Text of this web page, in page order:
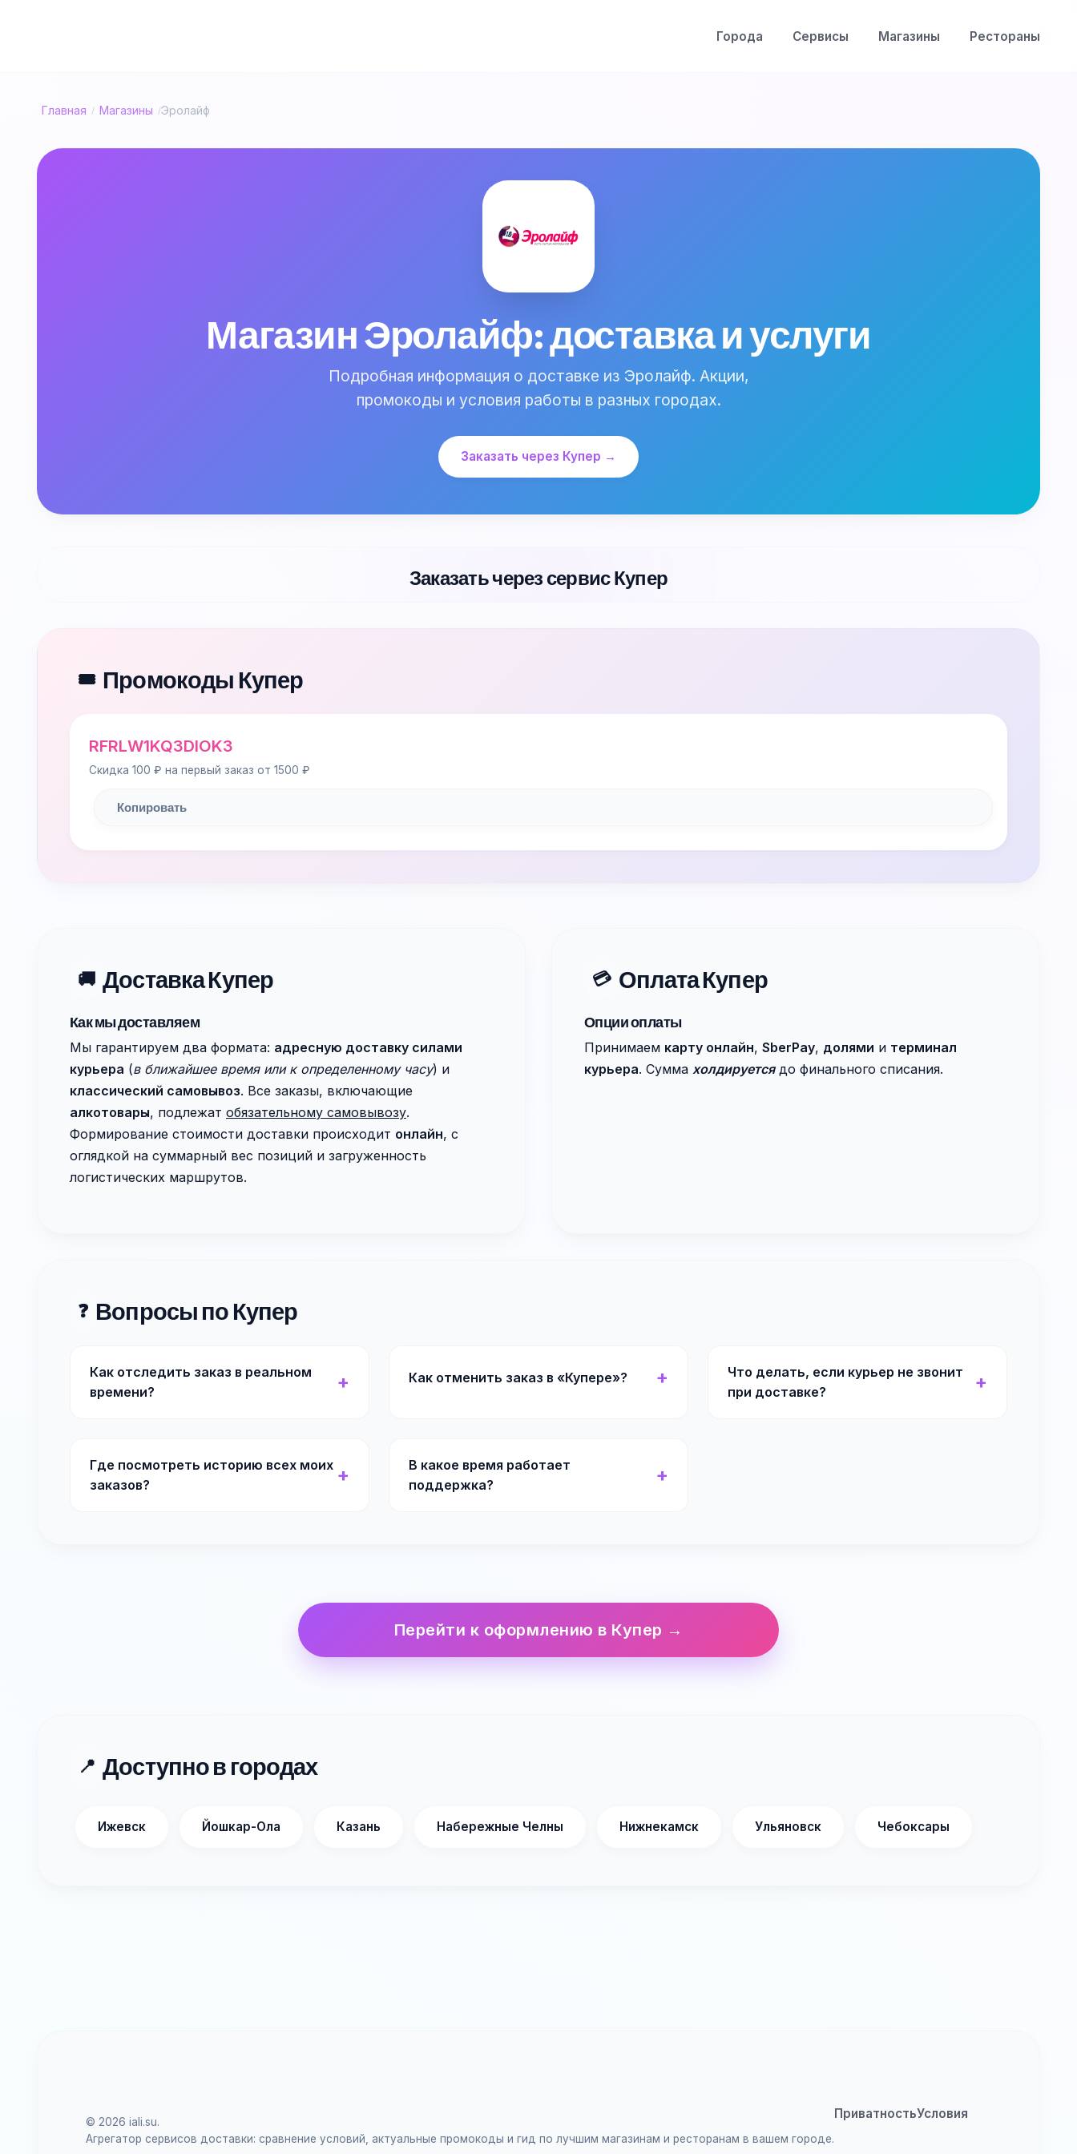
Города Сервисы Магазины Рестораны
Главная / Магазины /Эролайф
Магазин Эролайф: доставка и услуги
Подробная информация о доставке из Эролайф. Акции,
промокоды и условия работы в разных городах.
Заказать через Купер →
Заказать через сервис Купер
🎟️ Промокоды Купер
RFRLW1KQ3DIOK3
Скидка 100 ₽ на первый заказ от 1500 ₽
Копировать
🚚 Доставка Купер
Как мы доставляем
Мы гарантируем два формата: адресную доставку силами
курьера (в ближайшее время или к определенному часу) и
классический самовывоз. Все заказы, включающие
алкотовары, подлежат обязательному самовывозу.
Формирование стоимости доставки происходит онлайн, с
оглядкой на суммарный вес позиций и загруженность
логистических маршрутов.
💳 Оплата Купер
Опции оплаты
Принимаем карту онлайн, SberPay, долями и терминал
курьера. Сумма холдируетсядо финального списания.
❓ Вопросы по Купер
Как отследить заказ в реальном
времени?
Как отменить заказ в «Купере»?
Что делать, если курьер не звонит
при доставке?
Где посмотреть историю всех моих
заказов?
В какое время работает
поддержка?
Перейти к оформлению в Купер →
📍 Доступно в городах
Ижевск Йошкар-Ола Казань Набережные Челны Нижнекамск Ульяновск Чебоксары
© 2026 iali.su.
Агрегатор сервисов доставки: сравнение условий, актуальные промокоды и гид по лучшим магазинам и ресторанам в вашем городе.
ПриватностьУсловия